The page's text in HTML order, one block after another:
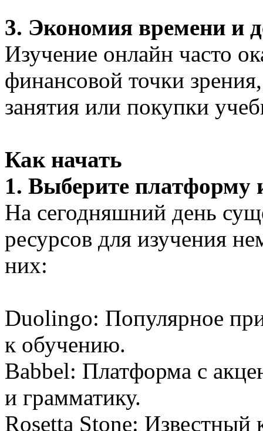
3. Экономия времени и
Изучение онлайн часто
финансовой точки
занятия или покупки
Как начать
1. Выберите платформу
На сегодняшний день
ресурсов для изучения
них:
Duolingo: Популярное
к обучению.
Babbel: Платформа с
и грамматику.
Rosetta Stone: Известный